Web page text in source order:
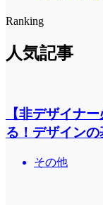
Ranking
人気記事
【非デザイナ
る！デザイン
その他